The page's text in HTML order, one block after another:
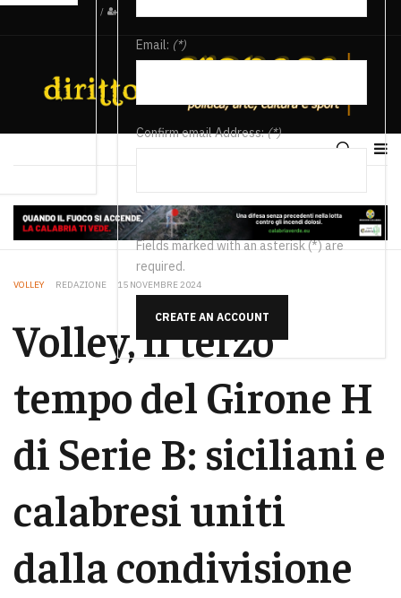
/
Email: (*)
Confirm email Address:(*)
Fields marked with an asterisk (*) are
required.
CREATE AN ACCOUNT
VOLLEY REDAZIONE 15 NOVEMBRE 2024
Volley, il terzo
tempo del Girone H
di Serie B: siciliani e
calabresi uniti
dalla condivisione